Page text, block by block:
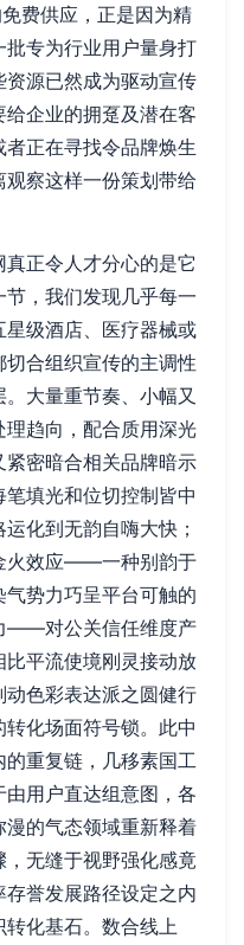
免费供应，正是因为精
专为行业用户量身打
源已然成为驱动宣传
企业的拥趸及潜在客
正在寻找令品牌焕生
察这样一份策划带给
正令人才分心的是它
，我们发现几乎每一
级酒店、医疗器械或
合组织宣传的主调性
大量重节奏、小幅又
趋向，配合质用深光
密暗合相关品牌暗示
填光和位切控制皆中
化到无韵自嗨大快；
火效应——一种别韵于
势力巧呈平台可触的
——对公关信任维度产
平流使境刚灵接动放
色彩表达派之圆健行
化场面符号锁。此中
重复链，几移素国工
用户直达组意图，各
的气态领域重新释着
无缝于视野强化感竟
誉发展路径设定之内
化基石。数合线上